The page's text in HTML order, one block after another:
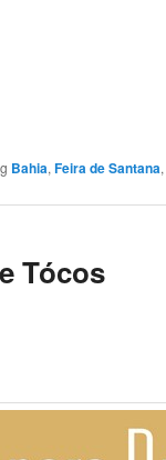
Bahia, Feira de Santana,
Tócos